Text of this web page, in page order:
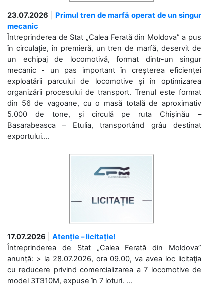
23.07.2026
Primul tren de marfă operat de un singur
mecanic
Întreprinderea de Stat „Calea Ferată din Moldova” a pus
în circulație, în premieră, un tren de marfă, deservit de
un echipaj de locomotivă, format dintr-un singur
mecanic - un pas important în creșterea eficienței
exploatării parcului de locomotive și în optimizarea
organizării procesului de transport. Trenul este format
din 56 de vagoane, cu o masă totală de aproximativ
5.000 de tone, și circulă pe ruta Chișinău –
Basarabeasca – Etulia, transportând grâu destinat
exportului....
17.07.2026
Atenție – licitație!
Întreprinderea de Stat „Calea Ferată din Moldova”
anunță: > la 28.07.2026, ora 09.00, va avea loc licitaţia
cu reducere privind comercializarea a 7 locomotive de
model 3ТЭ10М, expuse în 7 loturi. ...